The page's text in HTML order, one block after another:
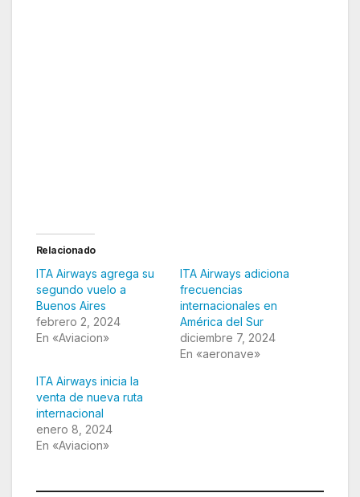
Relacionado
ITA Airways agrega su
segundo vuelo a
Buenos Aires
febrero 2, 2024
En «Aviacion»
ITA Airways adiciona
frecuencias
internacionales en
América del Sur
diciembre 7, 2024
En «aeronave»
ITA Airways inicia la
venta de nueva ruta
internacional
enero 8, 2024
En «Aviacion»